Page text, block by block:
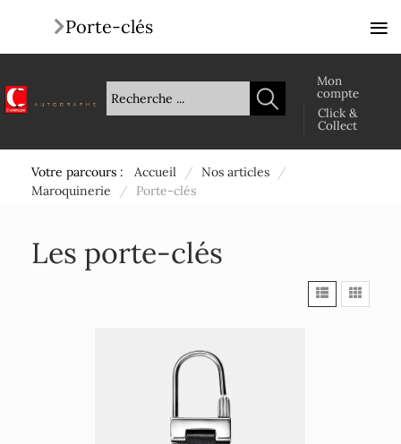
Mon
compte
Click &
Collect
Votre parcours : Accueil / Nos articles
/
Maroquinerie
/ Porte-clés
Les porte-clés
Porte-clés ≡